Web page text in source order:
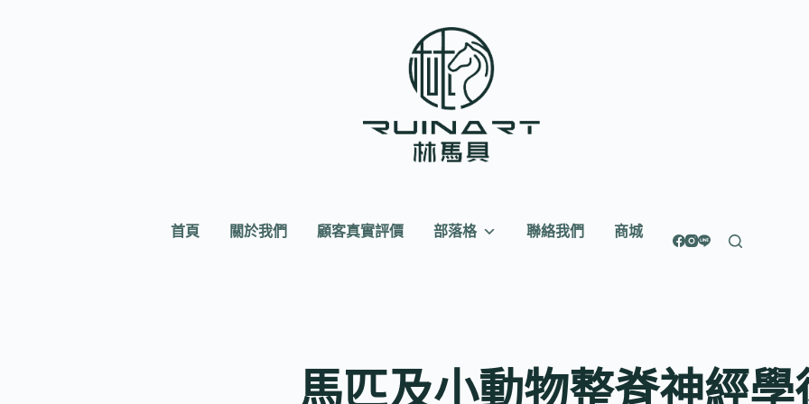
首頁 關於我們 顧客真實評價 部落格 聯絡我們 商城
馬匹及小動物整脊神經學